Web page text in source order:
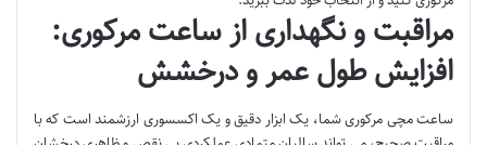
مراقبت و نگهداری از ساعت مرکوری:
افزایش طول عمر و درخشش
ساعت مچی مرکوری شما، یک ابزار دقیق و یک اکسسوری ارزشمند است که با